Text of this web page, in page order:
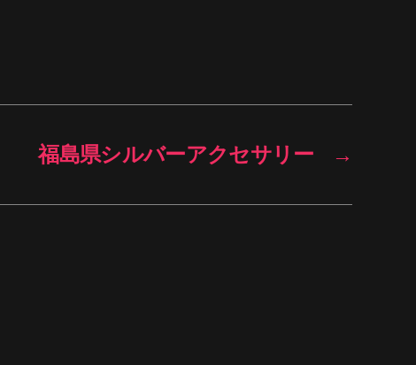
→
福島県シルバーアクセサリー